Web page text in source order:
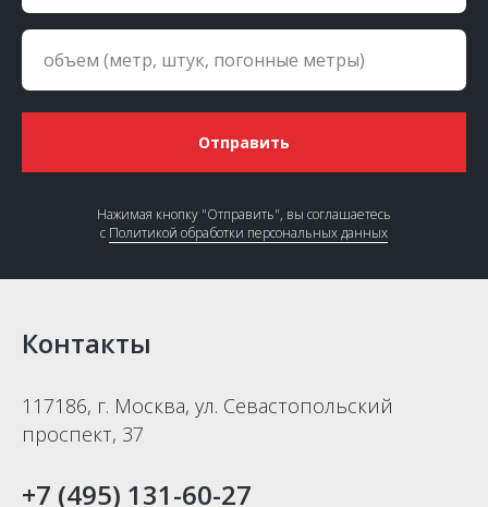
Отправить
Нажимая кнопку "Отправить", вы соглашаетесь
с Политикой обработки персональных данных
Контакты
117186, г. Москва, ул. Севастопольский
проспект, 37
+7 (495) 131-60-27